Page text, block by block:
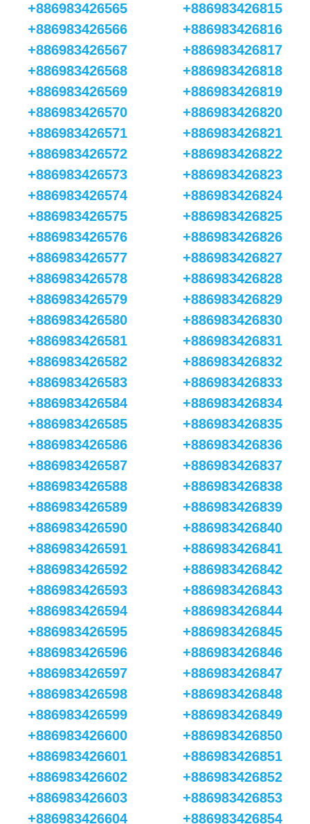
+886983426565
+886983426566
+886983426567
+886983426568
+886983426569
+886983426570
+886983426571
+886983426572
+886983426573
+886983426574
+886983426575
+886983426576
+886983426577
+886983426578
+886983426579
+886983426580
+886983426581
+886983426582
+886983426583
+886983426584
+886983426585
+886983426586
+886983426587
+886983426588
+886983426589
+886983426590
+886983426591
+886983426592
+886983426593
+886983426594
+886983426595
+886983426596
+886983426597
+886983426598
+886983426599
+886983426600
+886983426601
+886983426602
+886983426603
+886983426604
+886983426815
+886983426816
+886983426817
+886983426818
+886983426819
+886983426820
+886983426821
+886983426822
+886983426823
+886983426824
+886983426825
+886983426826
+886983426827
+886983426828
+886983426829
+886983426830
+886983426831
+886983426832
+886983426833
+886983426834
+886983426835
+886983426836
+886983426837
+886983426838
+886983426839
+886983426840
+886983426841
+886983426842
+886983426843
+886983426844
+886983426845
+886983426846
+886983426847
+886983426848
+886983426849
+886983426850
+886983426851
+886983426852
+886983426853
+886983426854